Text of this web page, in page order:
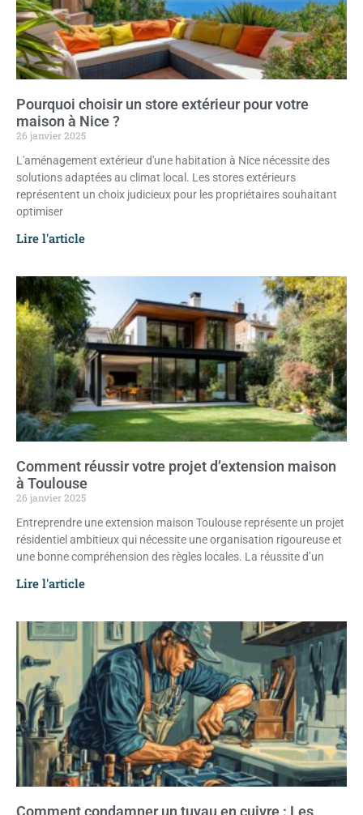
Pourquoi choisir un store extérieur pour votre
maison à Nice ?
26 janvier 2025
L'aménagement extérieur d'une habitation à Nice nécessite des
solutions adaptées au climat local. Les stores extérieurs
représentent un choix judicieux pour les propriétaires souhaitant
optimiser
Lire l'article
Comment réussir votre projet d’extension maison
à Toulouse
26 janvier 2025
Entreprendre une extension maison Toulouse représente un projet
résidentiel ambitieux qui nécessite une organisation rigoureuse et
une bonne compréhension des règles locales. La réussite d’un
Lire l'article
Comment condamner un tuyau en cuivre : Les